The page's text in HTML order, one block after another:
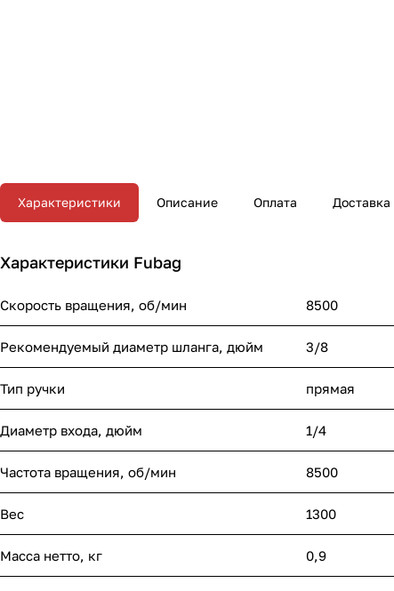
Характеристики Описание Оплата Доставка
Характеристики Fubag
Скорость вращения, об/мин 8500
Рекомендуемый диаметр шланга, дюйм 3/8
Тип ручки прямая
Диаметр входа, дюйм 1/4
Частота вращения, об/мин 8500
Вес 1300
Масса нетто, кг 0,9